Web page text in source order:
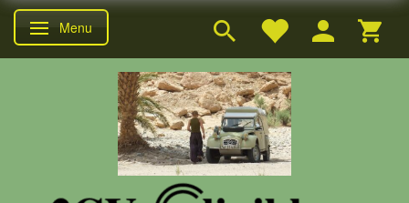
Skifte navigation
Menu